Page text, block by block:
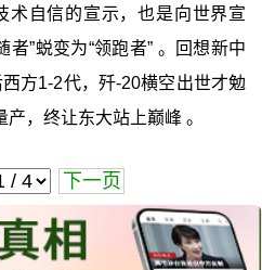
术自信的宣示，也是向世界宣
”蜕变为“领跑者” 。回想新中
方1-2代，歼-20横空出世才勉
，终让东大站上巅峰 。
下一页